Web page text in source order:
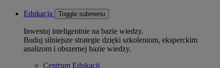
Edukacja Toggle submenu
Inwestuj inteligentnie na bazie wiedzy.
Buduj silniejsze strategie dzięki szkoleniom, eksperckim
analizom i obszernej bazie wiedzy.
Centrum Edukacji